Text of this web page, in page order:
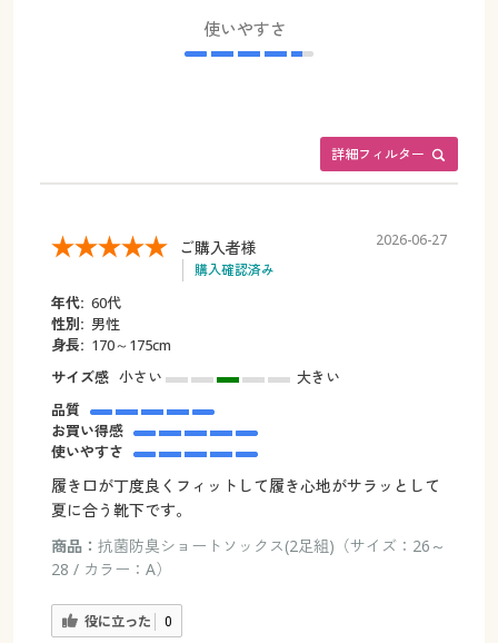
使いやすさ
詳細フィルター
ご購入者様
購入確認済み
2026-06-27
年代: 60代
性別: 男性
身長: 170～175cm
サイズ感 小さい
大きい
品質
お買い得感
使いやすさ
履き口が丁度良くフィットして履き心地がサラッとして
夏に合う靴下です。
商品： 抗菌防臭ショートソックス(2足組)（サイズ：26～
28 / カラー：A）
役に立った 0